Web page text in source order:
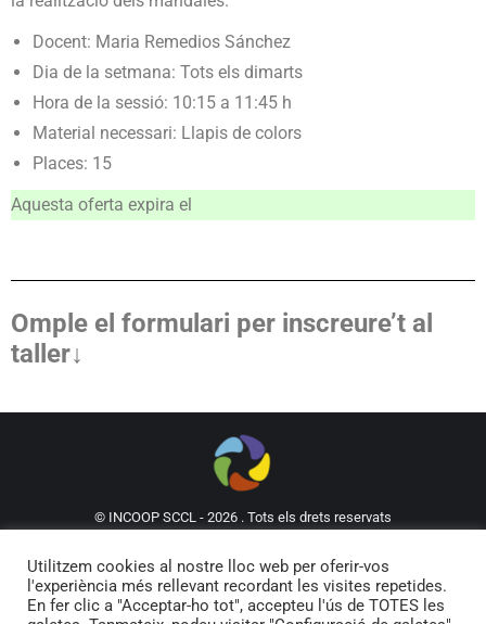
Docent: Maria Remedios Sánchez
Dia de la setmana: Tots els dimarts
Hora de la sessió: 10:15 a 11:45 h
Material necessari: Llapis de colors
Places: 15
Aquesta oferta expira el
Omple el formulari per inscreure’t al
taller↓
© INCOOP SCCL - 2026 . Tots els drets reservats
Local 5, 08029
Política de privacitat i Avís legal
Utilitzem cookies al nostre lloc web per oferir-vos
l'experiència més rellevant recordant les visites repetides.
En fer clic a "Acceptar-ho tot", accepteu l'ús de TOTES les